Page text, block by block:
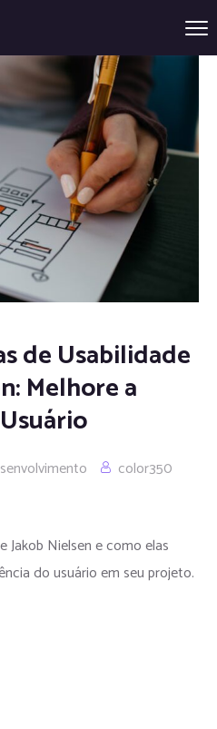
de Usabilidade
Melhore a
color350
Jakob Nielsen e como elas
do usuário em seu projeto.